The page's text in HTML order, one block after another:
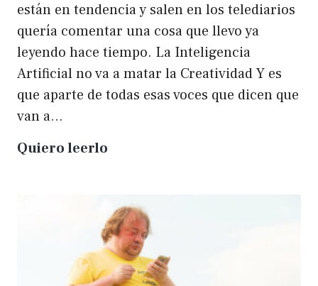
están en tendencia y salen en los telediarios
quería comentar una cosa que llevo ya
leyendo hace tiempo. La Inteligencia
Artificial no va a matar la Creatividad Y es
que aparte de todas esas voces que dicen que
van a…
Quiero leerlo
matará
a
la
creatividad